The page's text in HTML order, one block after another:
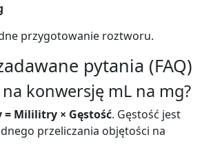
przygotowanie roztworu.
pytania (FAQ)
na konwersję mL na mg?
Mililitry × Gęstość. Gęstość jest
przeliczania objętości na